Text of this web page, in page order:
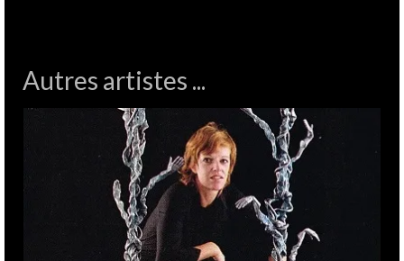
Autres artistes ...